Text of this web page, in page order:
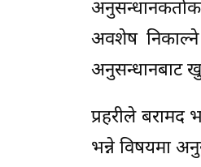
अवशेष
अनुसन्धानबाट
प्रहरीले
भन्ने विषयमा